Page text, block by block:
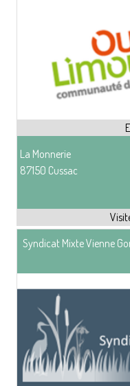
La Monnerie
87150 Cussac
Syndicat Mixte Vienne